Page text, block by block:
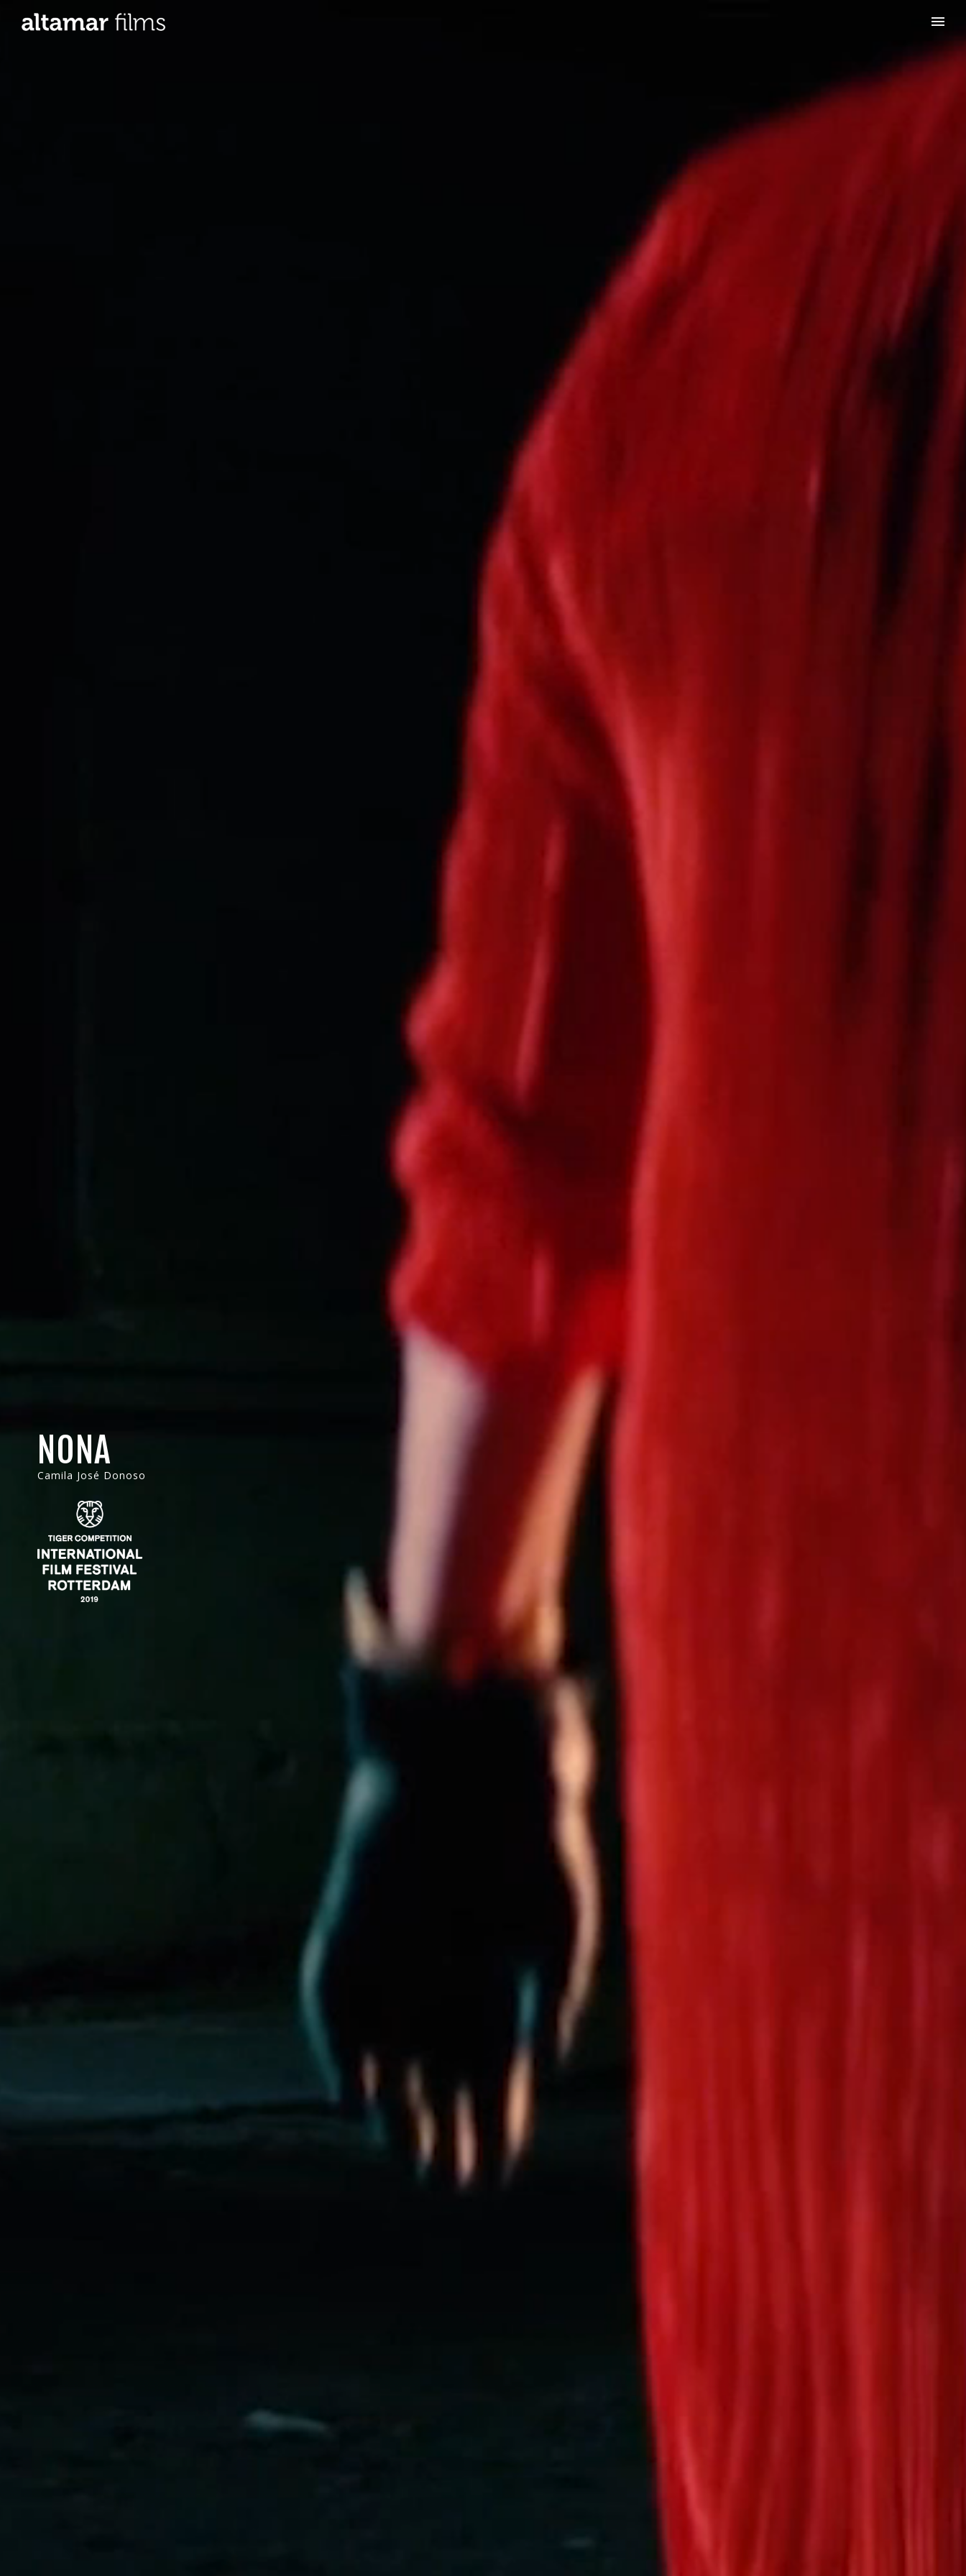
NONA
Camila José Donoso